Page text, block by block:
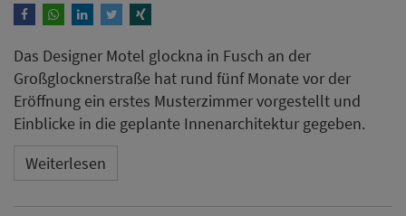
Das Designer Motel glockna in Fusch an der
Großglocknerstraße hat rund fünf Monate vor der
Eröffnung ein erstes Musterzimmer vorgestellt und
Einblicke in die geplante Innenarchitektur gegeben.
Weiterlesen